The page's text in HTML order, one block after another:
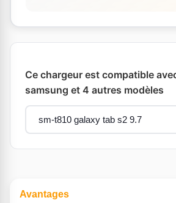
Ce chargeur est compatible
samsung et 4 autres modèles
Avantages